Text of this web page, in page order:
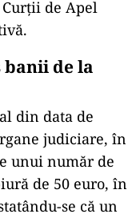
de Apel
banii de la
din data de
judiciare, în
unui număr de
de 50 euro, în
se că un